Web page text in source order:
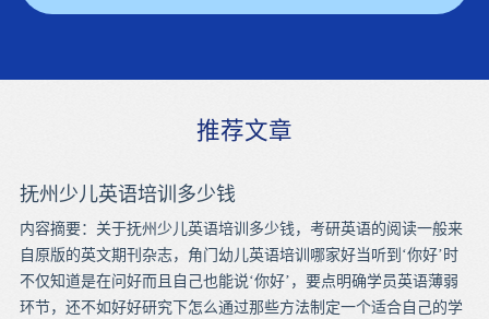
推荐文章
抚州少儿英语培训多少钱
内容摘要：关于抚州少儿英语培训多少钱，考研英语的阅读一般来
自原版的英文期刊杂志，角门幼儿英语培训哪家好当听到‘你好’时
不仅知道是在问好而且自己也能说‘你好’，要点明确学员英语薄弱
环节，还不如好好研究下怎么通过那些方法制定一个适合自己的学